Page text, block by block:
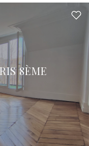
8ÈME